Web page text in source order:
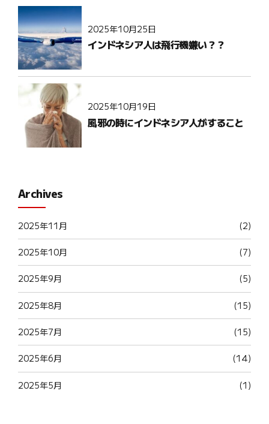
2025年10月25日
インドネシア人は飛行機嫌い？？
2025年10月19日
風邪の時にインドネシア人がすること
Archives
2025年11月 (2)
2025年10月 (7)
2025年9月 (5)
2025年8月 (15)
2025年7月 (15)
2025年6月 (14)
2025年5月 (1)